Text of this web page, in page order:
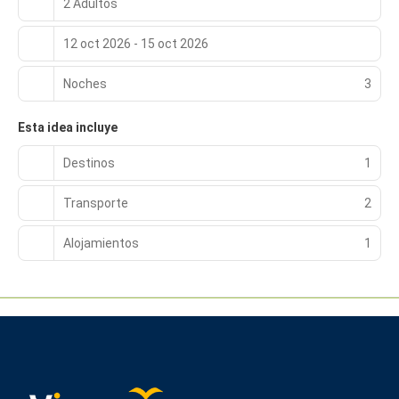
2 Adultos
12 oct 2026 - 15 oct 2026
Noches 3
Esta idea incluye
Destinos 1
Transporte 2
Alojamientos 1